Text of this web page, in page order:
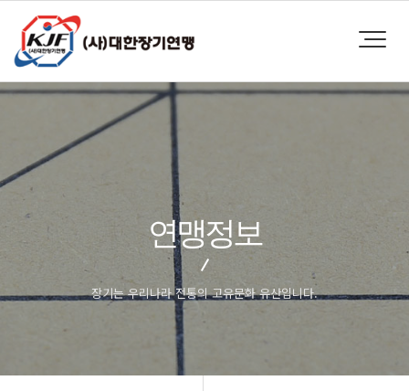
연맹정보
장기는 우리나라 전통의 고유문화 유산입니다.